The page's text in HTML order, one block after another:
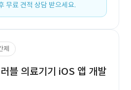
무료 견적 상담 받으세요.
제
블 의료기기 iOS 앱 개발